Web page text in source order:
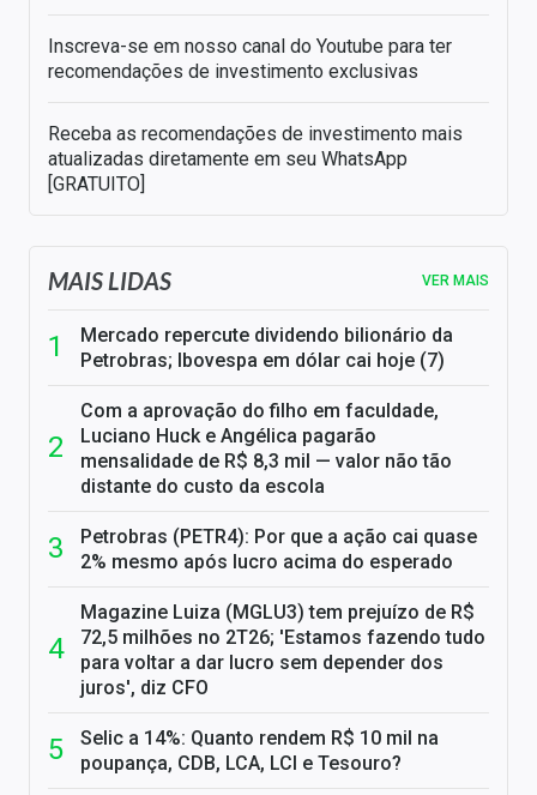
Inscreva-se em nosso canal do Youtube para ter
recomendações de investimento exclusivas
Receba as recomendações de investimento mais
atualizadas diretamente em seu WhatsApp
[GRATUITO]
MAIS LIDAS VER MAIS
Mercado repercute dividendo bilionário da
Petrobras; Ibovespa em dólar cai hoje (7)
Com a aprovação do filho em faculdade,
Luciano Huck e Angélica pagarão
mensalidade de R$ 8,3 mil — valor não tão
distante do custo da escola
Petrobras (PETR4): Por que a ação cai quase
2% mesmo após lucro acima do esperado
Magazine Luiza (MGLU3) tem prejuízo de R$
72,5 milhões no 2T26; 'Estamos fazendo tudo
para voltar a dar lucro sem depender dos
juros', diz CFO
Selic a 14%: Quanto rendem R$ 10 mil na
poupança, CDB, LCA, LCI e Tesouro?